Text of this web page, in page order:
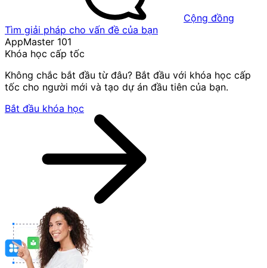
Cộng đồng
Tìm giải pháp cho vấn đề của bạn
AppMaster 101
Khóa học cấp tốc
Không chắc bắt đầu từ đâu? Bắt đầu với khóa học cấp
tốc cho người mới và tạo dự án đầu tiên của bạn.
Bắt đầu khóa học